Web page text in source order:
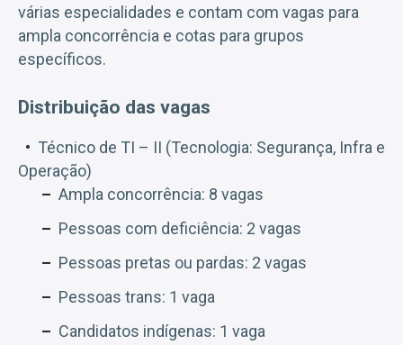
várias especialidades e contam com vagas para
ampla concorrência e cotas para grupos
específicos.
Distribuição das vagas
Técnico de TI – II (Tecnologia: Segurança, Infra e
Operação)
Ampla concorrência: 8 vagas
Pessoas com deficiência: 2 vagas
Pessoas pretas ou pardas: 2 vagas
Pessoas trans: 1 vaga
Candidatos indígenas: 1 vaga